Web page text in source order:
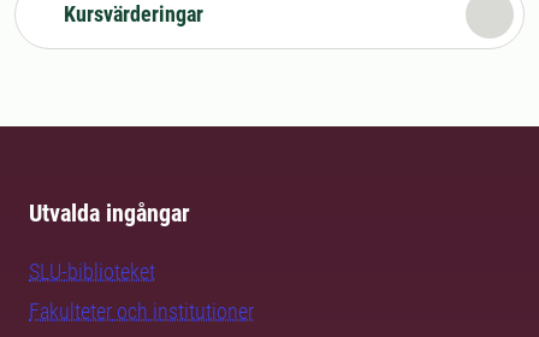
Kursvärderingar
Utvalda ingångar
SLU-biblioteket
Fakulteter och institutioner